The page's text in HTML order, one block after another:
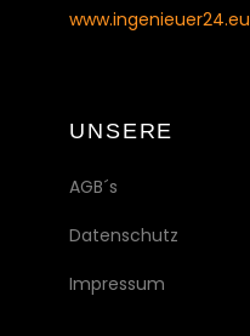
www.ingenieuer24.eu
UNSERE
AGB´s
Datenschutz
Impressum